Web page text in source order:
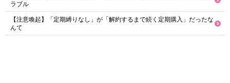
ラブル
【注意喚起】「定期縛りなし」が「解約するまで続く定期購入」だったな
んて